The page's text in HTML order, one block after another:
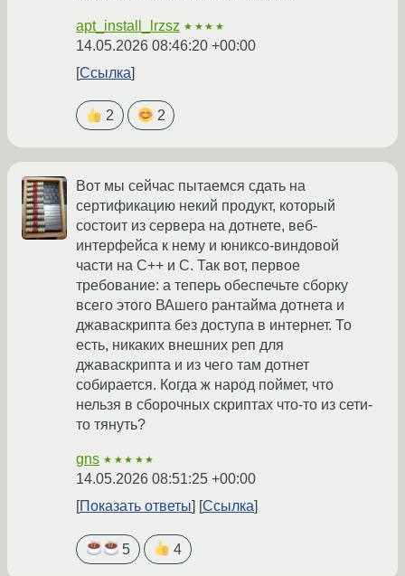
apt_install_lrzsz ★★★★
14.05.2026 08:46:20 +00:00
Ссылка
2 2
Вот мы сейчас пытаемся сдать на
сертификацию некий продукт, который
состоит из сервера на дотнете, веб-
интерфейса к нему и юниксо-виндовой
части на С++ и С. Так вот, первое
требование: а теперь обеспечьте сборку
всего этого ВАшего рантайма дотнета и
джаваскрипта без доступа в интернет. То
есть, никаких внешних реп для
джаваскрипта и из чего там дотнет
собирается. Когда ж народ поймет, что
нельзя в сборочных скриптах что-то из сети-
то тянуть?
gns ★★★★★
14.05.2026 08:51:25 +00:00
Показать ответы
Ссылка
5 4